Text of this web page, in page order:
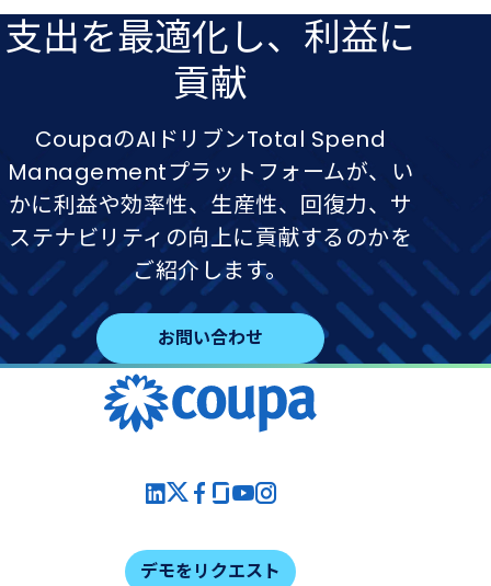
支出を​最適化し、​利益に​
貢献
CoupaのAIドリブンTotal Spend
Managementプラットフォームが、い
かに利益や効率性、生産性、回復力、サ
ステナビリティの向上に貢献するのかを
ご紹介します。
お問い合わせ
デモをリクエスト